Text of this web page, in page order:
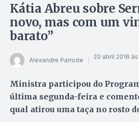
Kátia Abreu sobre
novo, mas com um
barato”
Alexandre Parrode 20 abril 2016 às
Ministra participou do
última segunda-feira e
qual atirou uma taça no rosto